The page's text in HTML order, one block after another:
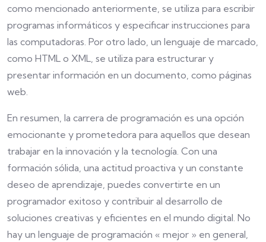
como mencionado anteriormente, se utiliza para escribir
programas informáticos y especificar instrucciones para
las computadoras. Por otro lado, un lenguaje de marcado,
como HTML o XML, se utiliza para estructurar y
presentar información en un documento, como páginas
web.
En resumen, la carrera de programación es una opción
emocionante y prometedora para aquellos que desean
trabajar en la innovación y la tecnología. Con una
formación sólida, una actitud proactiva y un constante
deseo de aprendizaje, puedes convertirte en un
programador exitoso y contribuir al desarrollo de
soluciones creativas y eficientes en el mundo digital. No
hay un lenguaje de programación « mejor » en general,